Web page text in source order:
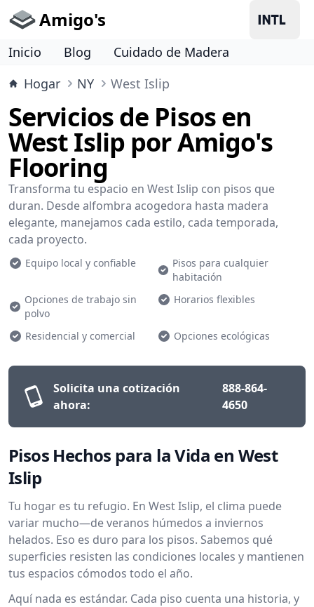
Amigo's
Inicio Blog
Cuidado de Madera
Hogar
NY West Islip
Servicios de Pisos en
West Islip por Amigo's
Flooring
Transforma tu espacio en West Islip con pisos que
duran. Desde alfombra acogedora hasta madera
elegante, manejamos cada estilo, cada temporada,
cada proyecto.
Equipo local y confiable
Pisos para cualquier
habitación
Opciones de trabajo sin
polvo
Horarios flexibles
Residencial y comercial Opciones ecológicas
Solicita una cotización
ahora:
888-864-
4650
Pisos Hechos para la Vida en West
Islip
Tu hogar es tu refugio. En West Islip, el clima puede
variar mucho—de veranos húmedos a inviernos
helados. Eso es duro para los pisos. Sabemos qué
superficies resisten las condiciones locales y mantienen
tus espacios cómodos todo el año.
Aquí nada es estándar. Cada piso cuenta una historia, y